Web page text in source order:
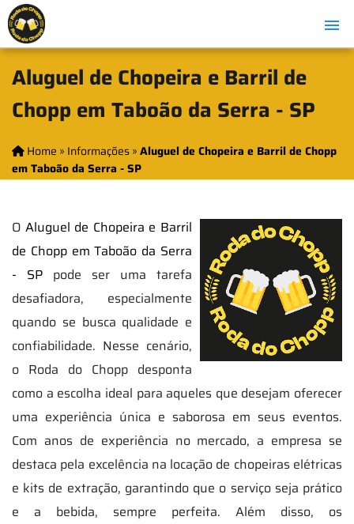
Aluguel de Chopeira e Barril de
Chopp em Taboão da Serra - SP
Home » Informações»Aluguel de Chopeira e Barril de Chopp
em Taboão da Serra - SP
O Aluguel de Chopeira e Barril
de Chopp em Taboão da Serra
- SP pode ser uma tarefa
desafiadora, especialmente
quando se busca qualidade e
confiabilidade. Nesse cenário,
o Roda do Chopp desponta
como a escolha ideal para aqueles que desejam oferecer
uma experiência única e saborosa em seus eventos.
Com anos de experiência no mercado, a empresa se
destaca pela excelência na locação de chopeiras elétricas
e kits de extração, garantindo que o serviço seja prático
e a bebida, sempre perfeita. Além disso, os